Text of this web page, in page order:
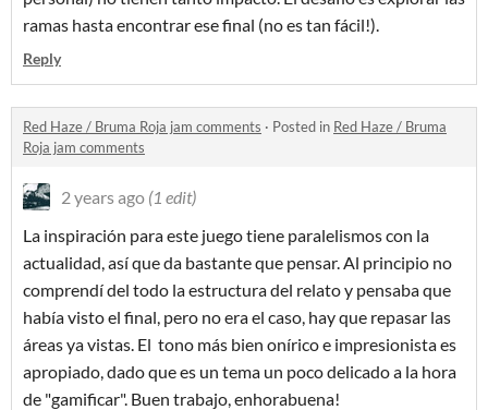
ramas hasta encontrar ese final (no es tan fácil!).
Reply
Red Haze / Bruma Roja jam comments · Posted in Red Haze / Bruma
Roja jam comments
2 years ago (1 edit)
La inspiración para este juego tiene paralelismos con la
actualidad, así que da bastante que pensar. Al principio no
comprendí del todo la estructura del relato y pensaba que
había visto el final, pero no era el caso, hay que repasar las
áreas ya vistas. El tono más bien onírico e impresionista es
apropiado, dado que es un tema un poco delicado a la hora
de "gamificar". Buen trabajo, enhorabuena!